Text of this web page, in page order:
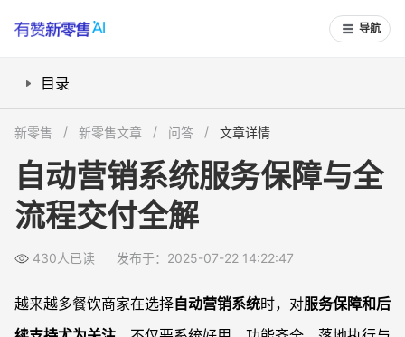
导航
目录
实际落地效果能否量化和调整？
品牌定制和员工上手有哪些细致服务？
常见问题
自动营销系统“售后服务”主要包括哪些内容？
新零售 新零售文章 问答 文章详情
自动营销系统服务保障与全
流程交付全解
430人已读 发布于：2025-07-22 14:22:47
越来越多餐饮商家在选择自动营销系统时，对服务保障和后